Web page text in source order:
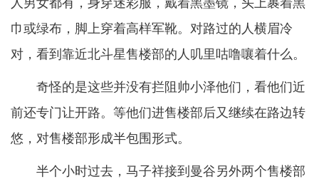
人男女都有，身穿迷彩服，戴着黑墨镜，头上裹着黑
巾或绿布，脚上穿着高样军靴。对路过的人横眉冷
对，看到靠近北斗星售楼部的人叽里咕噜嚷着什么。
奇怪的是这些并没有拦阻帅小泽他们，看他们近
前还专门让开路。等他们进售楼部后又继续在路边转
悠，对售楼部形成半包围形式。
半个小时过去，马子祥接到曼谷另外两个售楼部